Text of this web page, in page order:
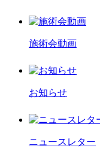
施術会動画
お知らせ
ニュースレター